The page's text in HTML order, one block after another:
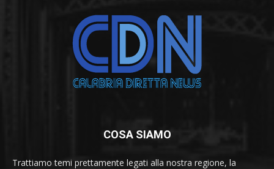
COSA SIAMO
Trattiamo temi prettamente legati alla nostra regione, la